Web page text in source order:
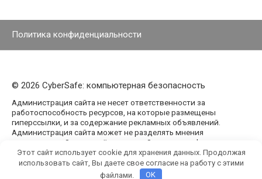
Политика конфиденциальности
© 2026 CyberSafe: компьютерная безопасность
Администрация сайта не несет ответственности за
работоспособность ресурсов, на которые размещены
гиперссылки, и за содержание рекламных объявлений.
Администрация сайта может не разделять мнения
авторов статей, размещённых на сайте agencypark.ru.
Этот сайт использует cookie для хранения данных. Продолжая
использовать сайт, Вы даете свое согласие на работу с этими
файлами.
OK